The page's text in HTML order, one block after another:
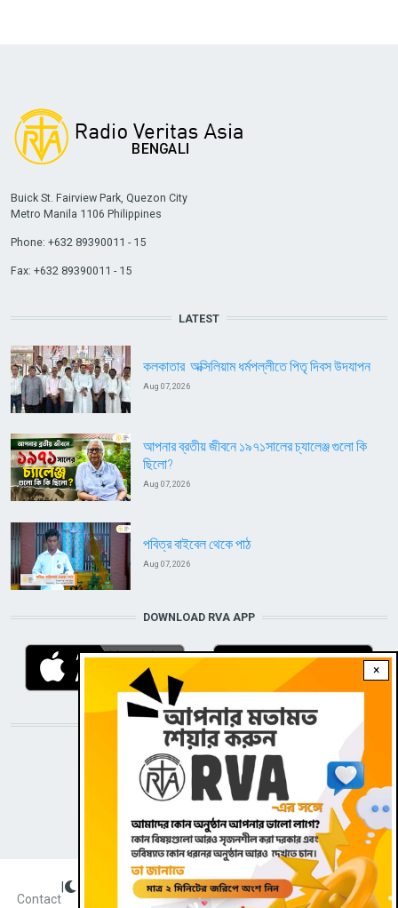
×
Buick St. Fairview Park, Quezon City
Metro Manila 1106 Philippines
Phone: +632 89390011 - 15
Fax: +632 89390011 - 15
LATEST
কলকাতার অক্সিলিয়াম ধর্মপল্লীতে পিতৃ দিবস উদযাপন
Aug 07, 2026
আপনার ব্রতীয় জীবনে ১৯৭১সালের চ্যালেঞ্জ গুলো কি
ছিলো?
Aug 07, 2026
পবিত্র বাইবেল থেকে পাঠ
Aug 07, 2026
DOWNLOAD RVA APP
STAY CONNECTED WITH US!
Contact
| Dark theme